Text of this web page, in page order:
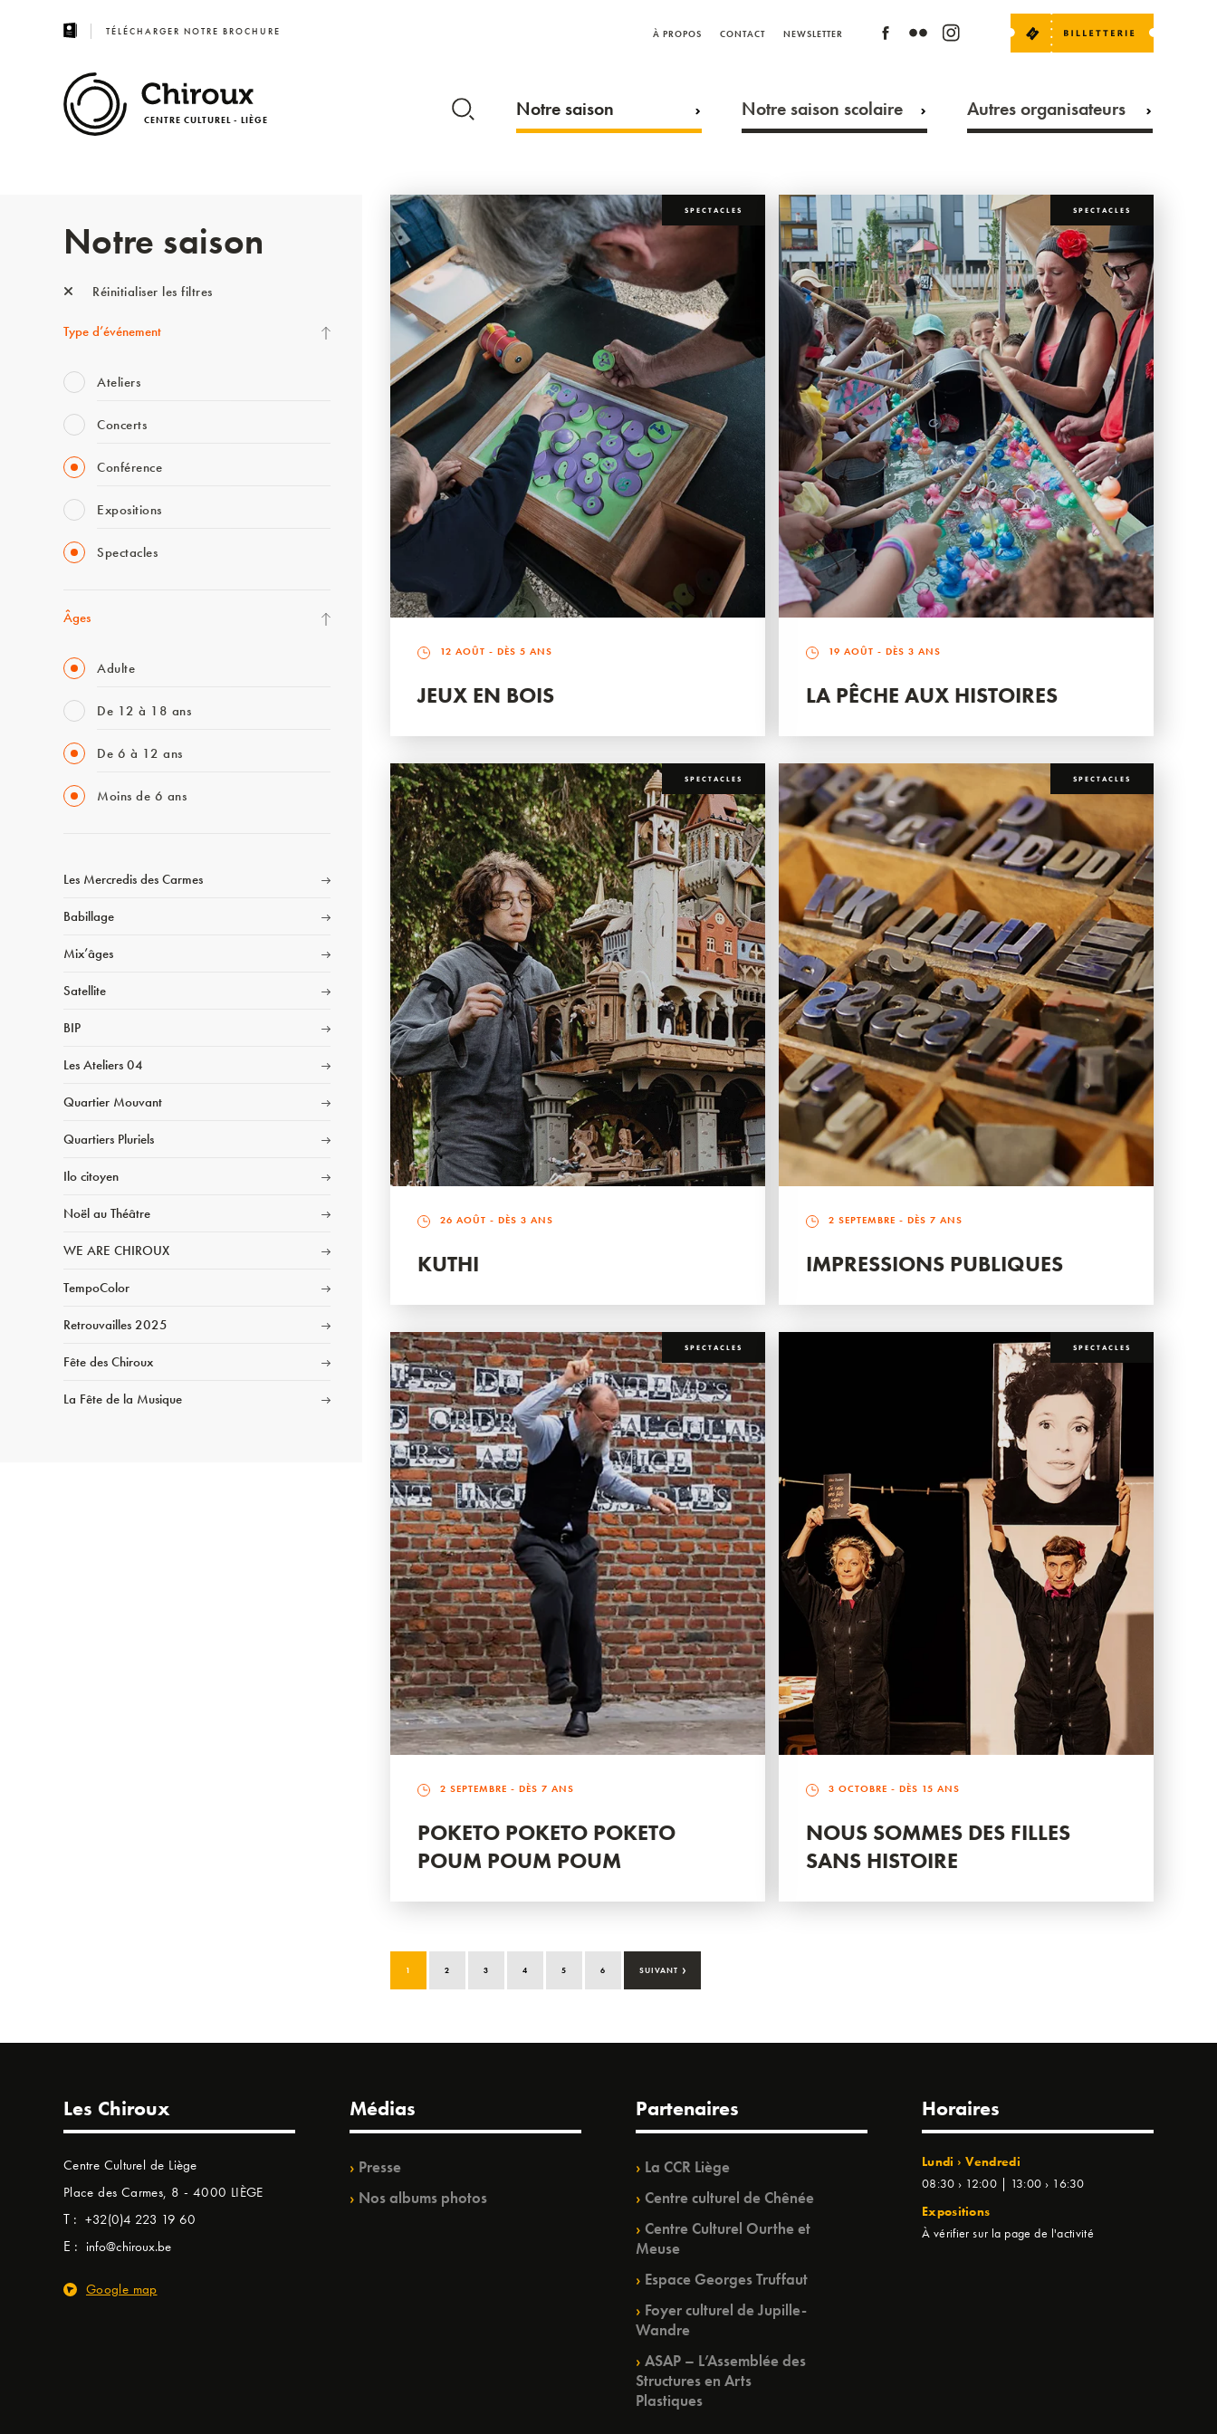
TÉLÉCHARGER NOTRE BROCHURE À PROPOS CONTACT NEWSLETTER
CENTRE CULTUREL - LIÈGE Notre saison Notre saison scolaire Autres organisateurs
Notre saison
Réinitialiser les filtres
Type d’événement
Ateliers
Concerts
Conférence
Expositions
Spectacles
Âges
Adulte
De 12 à 18 ans
De 6 à 12 ans
Moins de 6 ans
Les Mercredis des Carmes
Babillage
Mix’âges
Satellite
BIP
Les Ateliers 04
Quartier Mouvant
Quartiers Pluriels
Ilo citoyen
Noël au Théâtre
WE ARE CHIROUX
TempoColor
Retrouvailles 2025
Fête des Chiroux
La Fête de la Musique
SPECTACLES
12 AOÛT - DÈS 5 ANS
JEUX EN BOIS
SPECTACLES
19 AOÛT - DÈS 3 ANS
LA PÊCHE AUX HISTOIRES
SPECTACLES
26 AOÛT - DÈS 3 ANS
KUTHI
SPECTACLES
2 SEPTEMBRE - DÈS 7 ANS
IMPRESSIONS PUBLIQUES
SPECTACLES
2 SEPTEMBRE - DÈS 7 ANS
POKETO POKETO POKETO
POUM POUM POUM
SPECTACLES
3 OCTOBRE - DÈS 15 ANS
NOUS SOMMES DES FILLES
SANS HISTOIRE
1 2 3 4 5 6 SUIVANT ›
Les Chiroux
Centre Culturel de Liège
Place des Carmes, 8 - 4000 LIÈGE
T : +32(0)4 223 19 60
E : info@chiroux.be
Google map
Médias
Presse
Nos albums photos
Partenaires
La CCR Liège
Centre culturel de Chênée
Centre Culturel Ourthe et
Meuse
Espace Georges Truffaut
Foyer culturel de Jupille-
Wandre
ASAP – L’Assemblée des
Structures en Arts
Plastiques
Horaires
Lundi › Vendredi
08:30 › 12:00 | 13:00 › 16:30
Expositions
À vérifier sur la page de l'activité